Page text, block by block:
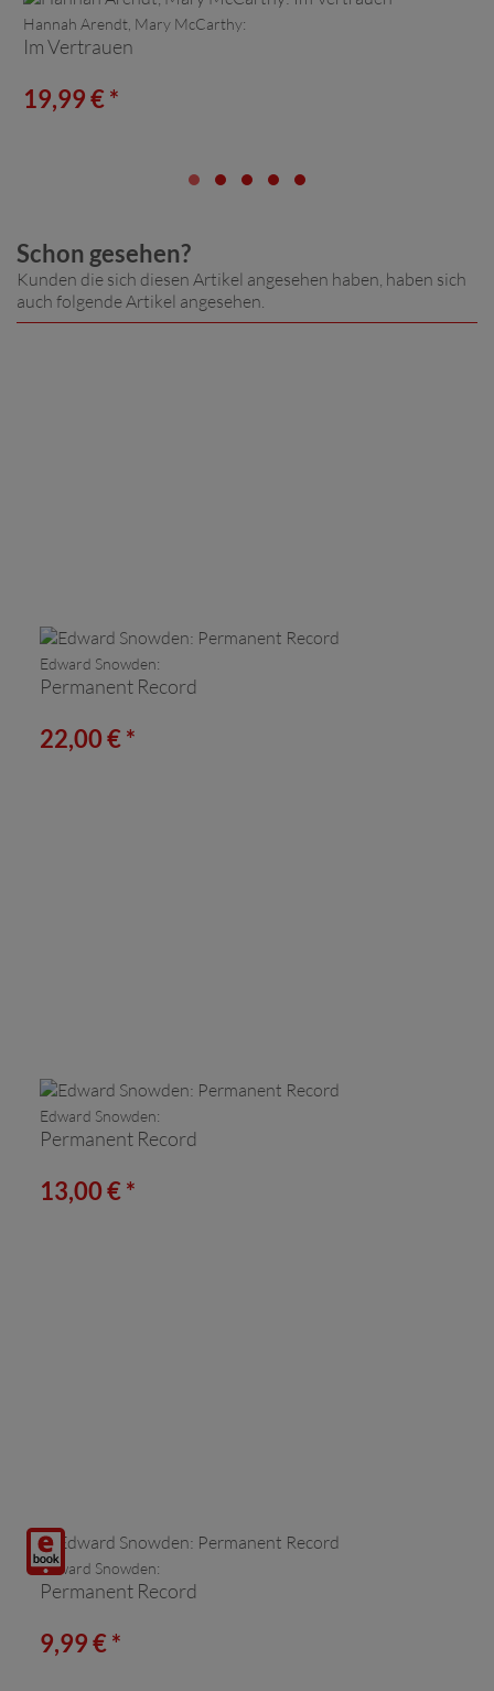
Hannah Arendt, Mary McCarthy:
Im Vertrauen
19,99 € *
Schon gesehen?
Kunden die sich diesen Artikel angesehen haben, haben sich
auch folgende Artikel angesehen.
Edward Snowden:
Permanent Record
22,00 € *
Edward Snowden:
Permanent Record
13,00 € *
Digitalprodukt
/ E-
Book
Edward Snowden:
Permanent Record
9,99 € *